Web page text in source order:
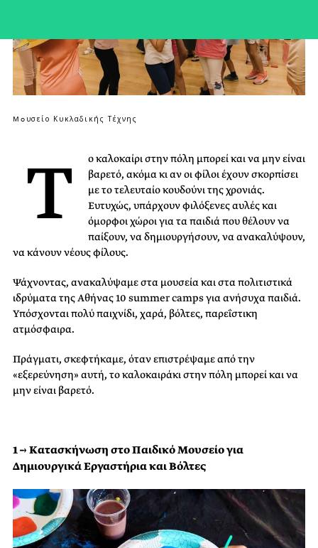
Moυσείο Κυκλαδικής Τέχνης
Τ
ο καλοκαίρι στην πόλη μπορεί και να μην είναι
βαρετό, ακόμα κι αν οι φίλοι έχουν σκορπίσει
με το τελευταίο κουδούνι της χρονιάς.
Ευτυχώς, υπάρχουν φιλόξενες αυλές και
όμορφοι χώροι για τα παιδιά που θέλουν να
παίξουν, να δημιουργήσουν, να ανακαλύψουν,
να κάνουν νέους φίλους.
Ψάχνοντας, ανακαλύψαμε στα μουσεία και στα πολιτιστικά
ιδρύματα της Αθήνας 10 summer camps για ανήσυχα παιδιά.
Υπόσχονται πολύ παιχνίδι, χαρά, βόλτες, παρεΐστικη
ατμόσφαιρα.
Πράγματι, σκεφτήκαμε, όταν επιστρέψαμε από την
«εξερεύνηση» αυτή, το καλοκαιράκι στην πόλη μπορεί και να
μην είναι βαρετό.
1 → Κατασκήνωση στο Παιδικό Μουσείο για
Δημιουργικά Εργαστήρια και Βόλτες